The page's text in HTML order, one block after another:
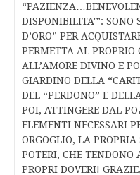
DISPONIBILITA'”: SONO
D’ORO” PER
PERMETTA AL PROPRIO
ALL’AMORE DIVINO E
GIARDINO DELLA
DEL “PERDONO” E
POI, ATTINGERE DAL
ELEMENTI NECESSARI
ORGOGLIO, LA
POTERI, CHE TENDONO
PROPRI DOVERI!